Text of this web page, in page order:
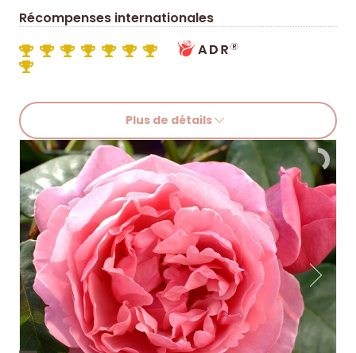
Récompenses internationales
Plus de détails